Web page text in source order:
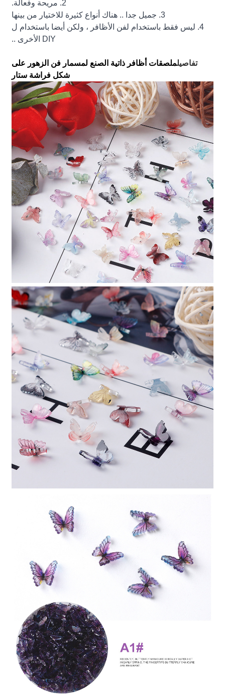
2. مريحة وفعالة.
3. جميل جدا .. هناك أنواع كثيرة للاختيار من بينها
4. ليس فقط باستخدام لفن الأظافر ، ولكن أيضا باستخدام ل
DIY الأخرى ..
تفاصيلملصقات أظافر ذاتية الصنع لمسمار فن الزهور على
شكل فراشة ستار